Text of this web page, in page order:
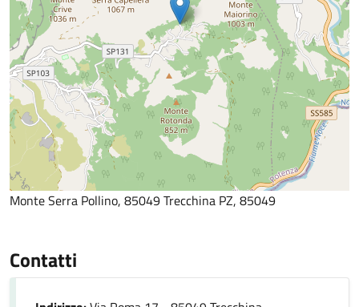
Monte Serra Pollino, 85049 Trecchina PZ, 85049
Contatti